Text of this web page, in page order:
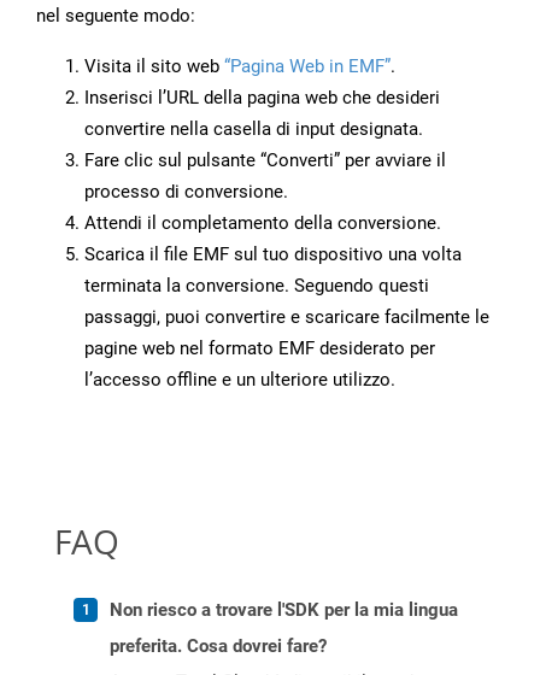
nel seguente modo:
Visita il sito web “Pagina Web in EMF”.
Inserisci l’URL della pagina web che desideri
convertire nella casella di input designata.
Fare clic sul pulsante “Converti” per avviare il
processo di conversione.
Attendi il completamento della conversione.
Scarica il file EMF sul tuo dispositivo una volta
terminata la conversione. Seguendo questi
passaggi, puoi convertire e scaricare facilmente le
pagine web nel formato EMF desiderato per
l’accesso offline e un ulteriore utilizzo.
FAQ
Non riesco a trovare l'SDK per la mia lingua
preferita. Cosa dovrei fare?